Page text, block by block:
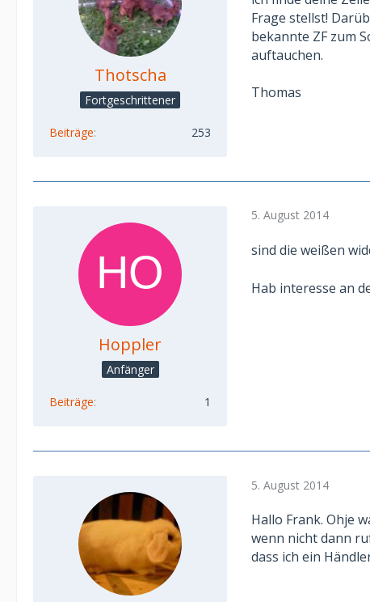
Thotscha
Fortgeschrittener
Beiträge 253
Frage stellst!
bekannte ZF zum
auftauchen.
Thomas
Hoppler
Anfänger
Beiträge 1
5. August 2014
sind die weißen
Hab interesse an
5. August 2014
Hallo Frank. Ohje
wenn nicht dann
dass ich ein